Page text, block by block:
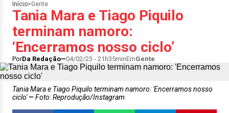
Início>Gente
Tania Mara e Tiago Piquilo
terminam namoro:
‘Encerramos nosso ciclo’
PorDa Redação 04/02/23 - 21h35minEmGente
Tania Mara e Tiago Piquilo terminam namoro: 'Encerramos nosso
ciclo'
Foto: Reprodução/Instagram